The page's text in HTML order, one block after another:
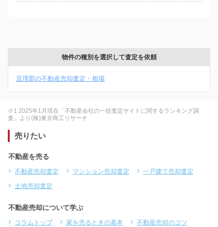
物件の種別を選択して査定を依頼
亘理郡の不動産売却査定・相場
※1 2025年1月現在「不動産会社の一括査定サイトに関するランキング調
査」より(株)東京商工リサーチ
売りたい
不動産を売る
不動産売却査定 マンション売却査定
一戸建て売却査定
土地売却査定
不動産売却について学ぶ
コラムトップ 家を売るときの基本
不動産売却のコツ